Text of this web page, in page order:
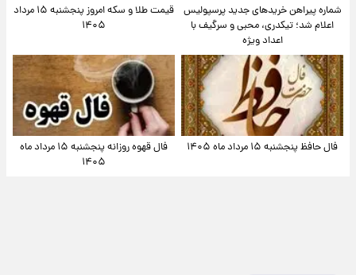
شماره پیراهن خریدهای جدید پرسپولیس
اعلام شد؛ تیکدری، محبی و سرگیف با
اعداد ویژه
قیمت طلا و سکه امروز پنجشنبه ۱۵ مرداد
۱۴۰۵
فال حافظ پنجشنبه ۱۵ مرداد ماه ۱۴۰۵
فال قهوه روزانه پنجشنبه ۱۵ مرداد ماه
۱۴۰۵